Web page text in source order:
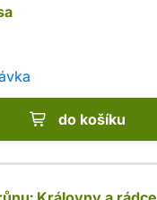
do košíku